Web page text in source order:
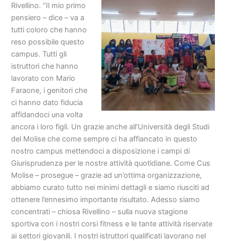
Rivellino. “Il mio primo
pensiero – dice – va a
tutti coloro che hanno
reso possibile questo
campus. Tutti gli
istruttori che hanno
lavorato con Mario
Faraone, i genitori che
ci hanno dato fiducia
affidandoci una volta
ancora i loro figli. Un grazie anche all’Università degli Studi
del Molise che come sempre ci ha affiancato in questo
nostro campus mettendoci a disposizione i campi di
Giurisprudenza per le nostre attività quotidiane. Come Cus
Molise – prosegue – grazie ad un’ottima organizzazione,
abbiamo curato tutto nei minimi dettagli e siamo riusciti ad
ottenere l’ennesimo importante risultato. Adesso siamo
concentrati – chiosa Rivellino – sulla nuova stagione
sportiva con i nostri corsi fitness e le tante attività riservate
ai settori giovanili. I nostri istruttori qualificati lavorano nel